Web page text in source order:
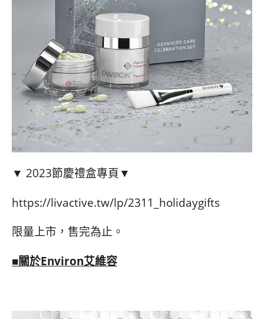
▼ 2023節慶禮盒專頁▼
https://livactive.tw/lp/2311_holidaygifts
限量上市，售完為止。
■關於Environ艾維容